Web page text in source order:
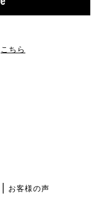
こちら
お客様の声